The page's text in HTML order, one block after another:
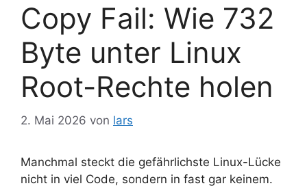
Copy Fail: Wie 732
Byte unter Linux
Root-Rechte holen
2. Mai 2026 von lars
Manchmal steckt die gefährlichste Linux-Lücke
nicht in viel Code, sondern in fast gar keinem.